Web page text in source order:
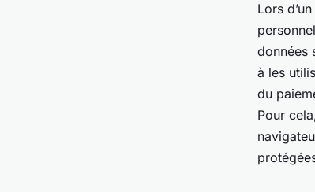
Lors
données
à les
du
Pour